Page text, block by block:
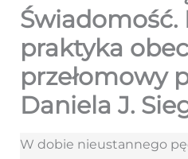
Świadomość.
praktyka
przełomowy
Daniela J.
W dobie nieustannego